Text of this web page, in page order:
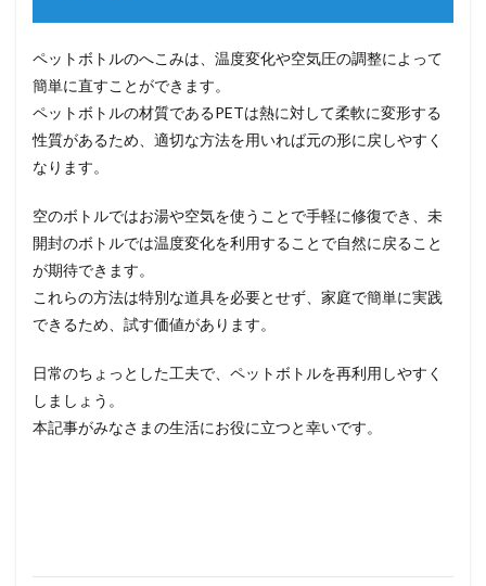
ペットボトルのへこみは、温度変化や空気圧の調整によって
簡単に直すことができます。
ペットボトルの材質であるPETは熱に対して柔軟に変形する
性質があるため、適切な方法を用いれば元の形に戻しやすく
なります。
空のボトルではお湯や空気を使うことで手軽に修復でき、未
開封のボトルでは温度変化を利用することで自然に戻ること
が期待できます。
これらの方法は特別な道具を必要とせず、家庭で簡単に実践
できるため、試す価値があります。
日常のちょっとした工夫で、ペットボトルを再利用しやすく
しましょう。
本記事がみなさまの生活にお役に立つと幸いです。